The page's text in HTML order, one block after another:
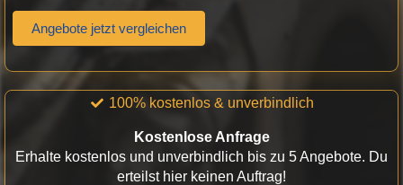
Angebote jetzt vergleichen
100% kostenlos & unverbindlich
Kostenlose Anfrage
Erhalte kostenlos und unverbindlich bis zu 5 Angebote. Du
erteilst hier keinen Auftrag!